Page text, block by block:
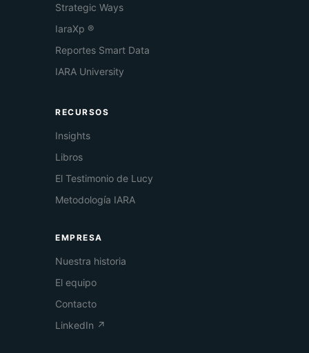
Strategic Ways
IaraXp ®
Reportes Smart Data
IARA University
RECURSOS
Insights
Libros
El Testimonio de Lucy
Metodología IARA
EMPRESA
Nuestra historia
El equipo
Contacto
LinkedIn ↗